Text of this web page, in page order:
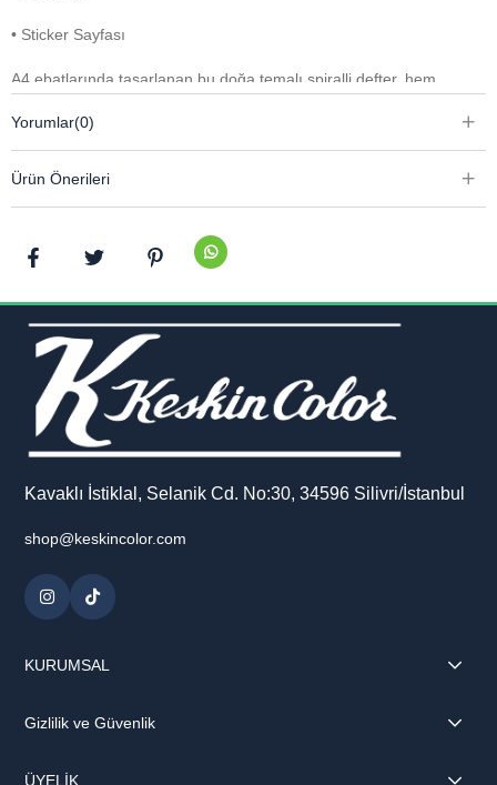
• Sticker Sayfası
A4 ebatlarında tasarlanan bu doğa temalı spiralli defter, hem
bir seçenektir. Grenli karton kapağı sayesinde dayanıklılık
Yuvarlak köşeleri ile daha güvenli ve konforlu bir kullanım sunan
deneyimi sağlar. Spiralli yapısı, sayfaları kolayca çevirmenize ve
defteri rahatça kullanmanıza olanak tanır.
Perforajlı sayfaları sayesinde dilediğiniz notları kolayca koparabilir,
düzenleyebilir veya paylaşabilirsiniz. İçerisinde yer alan sticker
sayfası ile defterinizi kişiselleştirebilir, doğa temalı tasarımınızı
daha eğlenceli hale getirebilirsiniz.
Yorumlar(0)
Ürün Önerileri
Kavaklı İstiklal, Selanik Cd. No:30, 34596 Silivri/İstanbul
shop@keskincolor.com
KURUMSAL
Gizlilik ve Güvenlik
ÜYELİK